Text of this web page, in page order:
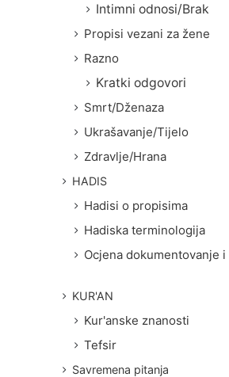
Intimni odnosi/Brak
Propisi vezani za žene
Razno
Kratki odgovori
Smrt/Dženaza
Ukrašavanje/Tijelo
Zdravlje/Hrana
HADIS
Hadisi o propisima
Hadiska terminologija
Ocjena dokumentovanje
KUR'AN
Kur'anske znanosti
Tefsir
Savremena pitanja